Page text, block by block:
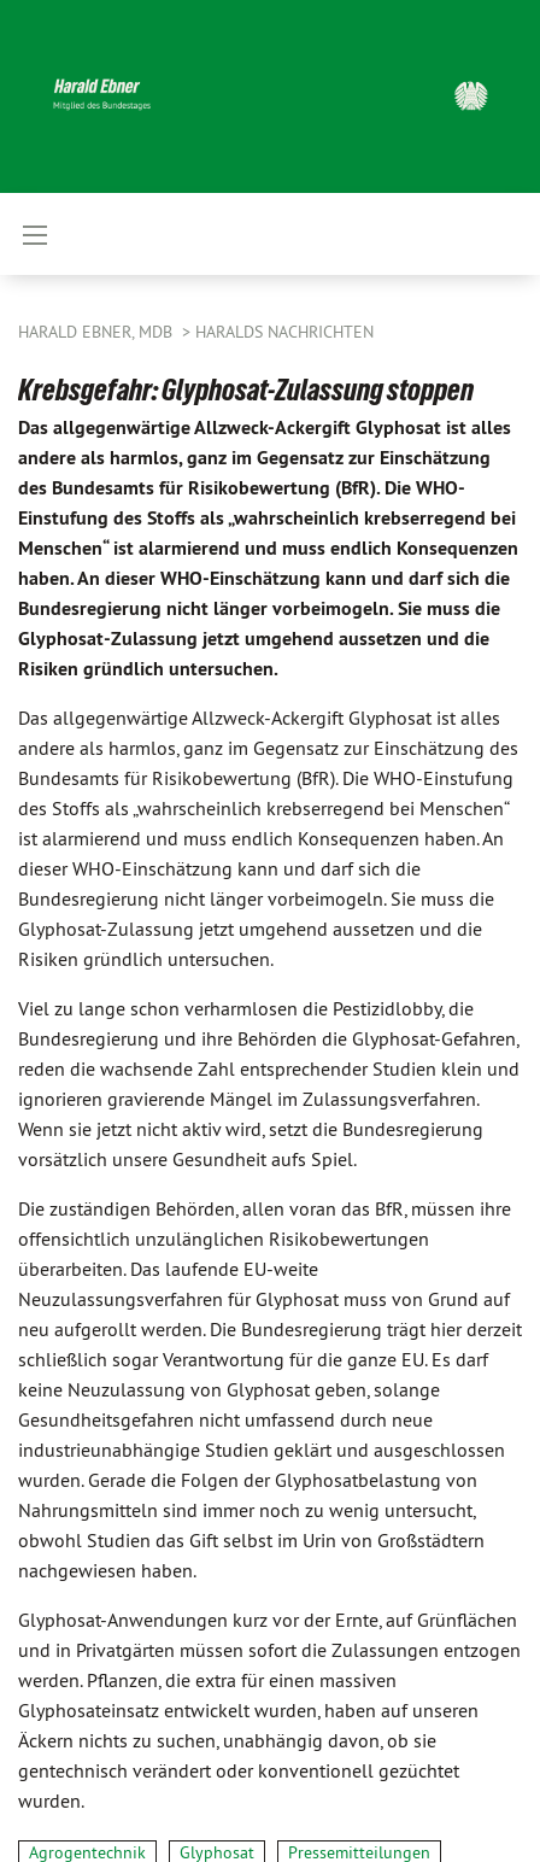
HARALD EBNER, MDB HARALDS NACHRICHTEN
Krebsgefahr: Glyphosat-Zulassung stoppen
Das allgegenwärtige Allzweck-Ackergift Glyphosat ist alles
andere als harmlos, ganz im Gegensatz zur Einschätzung
des Bundesamts für Risikobewertung (BfR). Die WHO-
Einstufung des Stoffs als „wahrscheinlich krebserregend bei
Menschen“ ist alarmierend und muss endlich Konsequenzen
haben. An dieser WHO-Einschätzung kann und darf sich die
Bundesregierung nicht länger vorbeimogeln. Sie muss die
Glyphosat-Zulassung jetzt umgehend aussetzen und die
Risiken gründlich untersuchen.
Das allgegenwärtige Allzweck-Ackergift Glyphosat ist alles
andere als harmlos, ganz im Gegensatz zur Einschätzung des
Bundesamts für Risikobewertung (BfR). Die WHO-Einstufung
des Stoffs als „wahrscheinlich krebserregend bei Menschen“
ist alarmierend und muss endlich Konsequenzen haben. An
dieser WHO-Einschätzung kann und darf sich die
Bundesregierung nicht länger vorbeimogeln. Sie muss die
Glyphosat-Zulassung jetzt umgehend aussetzen und die
Risiken gründlich untersuchen.
Viel zu lange schon verharmlosen die Pestizidlobby, die
Bundesregierung und ihre Behörden die Glyphosat-Gefahren,
reden die wachsende Zahl entsprechender Studien klein und
ignorieren gravierende Mängel im Zulassungsverfahren.
Wenn sie jetzt nicht aktiv wird, setzt die Bundesregierung
vorsätzlich unsere Gesundheit aufs Spiel.
Die zuständigen Behörden, allen voran das BfR, müssen ihre
offensichtlich unzulänglichen Risikobewertungen
überarbeiten. Das laufende EU-weite
Neuzulassungsverfahren für Glyphosat muss von Grund auf
neu aufgerollt werden. Die Bundesregierung trägt hier derzeit
schließlich sogar Verantwortung für die ganze EU. Es darf
keine Neuzulassung von Glyphosat geben, solange
Gesundheitsgefahren nicht umfassend durch neue
industrieunabhängige Studien geklärt und ausgeschlossen
wurden. Gerade die Folgen der Glyphosatbelastung von
Nahrungsmitteln sind immer noch zu wenig untersucht,
obwohl Studien das Gift selbst im Urin von Großstädtern
nachgewiesen haben.
Glyphosat-Anwendungen kurz vor der Ernte, auf Grünflächen
und in Privatgärten müssen sofort die Zulassungen entzogen
werden. Pflanzen, die extra für einen massiven
Glyphosateinsatz entwickelt wurden, haben auf unseren
Äckern nichts zu suchen, unabhängig davon, ob sie
gentechnisch verändert oder konventionell gezüchtet
wurden.
Agrogentechnik Glyphosat Pressemitteilungen